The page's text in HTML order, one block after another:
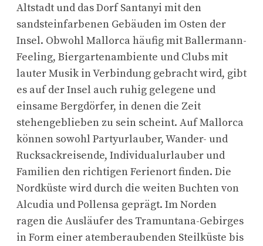
Altstadt und das Dorf Santanyi mit den
sandsteinfarbenen Gebäuden im Osten der
Insel. Obwohl Mallorca häufig mit Ballermann-
Feeling, Biergartenambiente und Clubs mit
lauter Musik in Verbindung gebracht wird, gibt
es auf der Insel auch ruhig gelegene und
einsame Bergdörfer, in denen die Zeit
stehengeblieben zu sein scheint. Auf Mallorca
können sowohl Partyurlauber, Wander- und
Rucksackreisende, Individualurlauber und
Familien den richtigen Ferienort finden. Die
Nordküste wird durch die weiten Buchten von
Alcudia und Pollensa geprägt. Im Norden
ragen die Ausläufer des Tramuntana-Gebirges
in Form einer atemberaubenden Steilküste bis